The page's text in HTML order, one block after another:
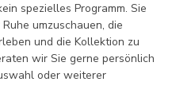
spezielles Programm. Sie
umzuschauen, die
und die Kollektion zu
wir Sie gerne persönlich
oder weiterer